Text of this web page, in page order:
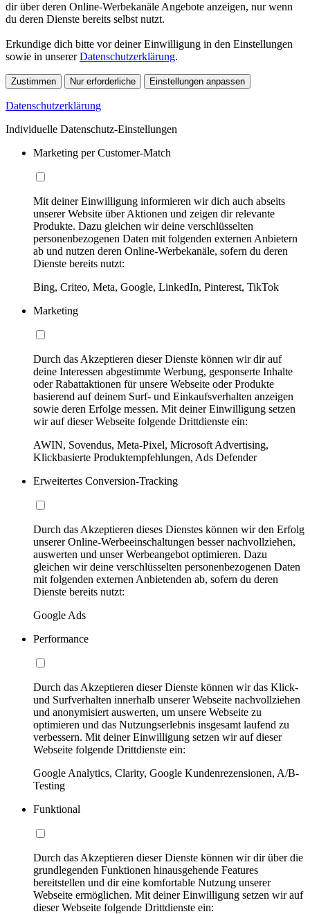
dir über deren Online-Werbekanäle Angebote anzeigen, nur wenn
du deren Dienste bereits selbst nutzt.
Erkundige dich bitte vor deiner Einwilligung in den Einstellungen
sowie in unsererDatenschutzerklärung.
Zustimmen Nur erforderliche Einstellungen anpassen
Datenschutzerklärung
Individuelle Datenschutz-Einstellungen
Marketing per Customer-Match
Mit deiner Einwilligung informieren wir dich auch abseits
unserer Website über Aktionen und zeigen dir relevante
Produkte. Dazu gleichen wir deine verschlüsselten
personenbezogenen Daten mit folgenden externen Anbietern
ab und nutzen deren Online-Werbekanäle, sofern du deren
Dienste bereits nutzt:
Bing, Criteo, Meta, Google, LinkedIn, Pinterest, TikTok
Marketing
Durch das Akzeptieren dieser Dienste können wir dir auf
deine Interessen abgestimmte Werbung, gesponserte Inhalte
oder Rabattaktionen für unsere Webseite oder Produkte
basierend auf deinem Surf- und Einkaufsverhalten anzeigen
sowie deren Erfolge messen. Mit deiner Einwilligung setzen
wir auf dieser Webseite folgende Drittdienste ein:
AWIN, Sovendus, Meta-Pixel, Microsoft Advertising,
Klickbasierte Produktempfehlungen, Ads Defender
Erweitertes Conversion-Tracking
Durch das Akzeptieren dieses Dienstes können wir den Erfolg
unserer Online-Werbeeinschaltungen besser nachvollziehen,
auswerten und unser Werbeangebot optimieren. Dazu
gleichen wir deine verschlüsselten personenbezogenen Daten
mit folgenden externen Anbietenden ab, sofern du deren
Dienste bereits nutzt:
Google Ads
Performance
Durch das Akzeptieren dieser Dienste können wir das Klick-
und Surfverhalten innerhalb unserer Webseite nachvollziehen
und anonymisiert auswerten, um unsere Webseite zu
optimieren und das Nutzungserlebnis insgesamt laufend zu
verbessern. Mit deiner Einwilligung setzen wir auf dieser
Webseite folgende Drittdienste ein:
Google Analytics, Clarity, Google Kundenrezensionen, A/B-
Testing
Funktional
Durch das Akzeptieren dieser Dienste können wir dir über die
grundlegenden Funktionen hinausgehende Features
bereitstellen und dir eine komfortable Nutzung unserer
Webseite ermöglichen. Mit deiner Einwilligung setzen wir auf
dieser Webseite folgende Drittdienste ein: